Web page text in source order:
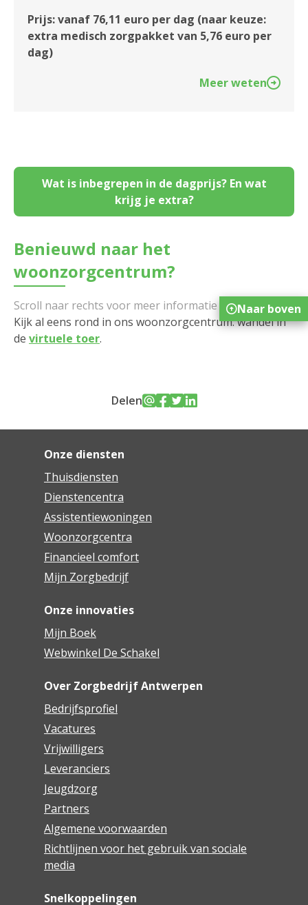
Prijs: vanaf 76,11 euro per dag (naar keuze:
extra medisch zorgpakket van 5,76 euro per
dag)
Meer weten
Wat is inbegrepen in de dagprijs? En wat
krijg je extra?
Benieuwd naar het
woonzorgcentrum?
Kijk al eens rond in ons woonzorgcentrum: wandel in
de virtuele toer.
Delen
Onze diensten
Thuisdiensten
Dienstencentra
Assistentiewoningen
Woonzorgcentra
Financieel comfort
Mijn Zorgbedrijf
Onze innovaties
Mijn Boek
Webwinkel De Schakel
Over Zorgbedrijf Antwerpen
Bedrijfsprofiel
Vacatures
Vrijwilligers
Leveranciers
Jeugdzorg
Partners
Algemene voorwaarden
Richtlijnen voor het gebruik van sociale
media
Snelkoppelingen
Naar boven